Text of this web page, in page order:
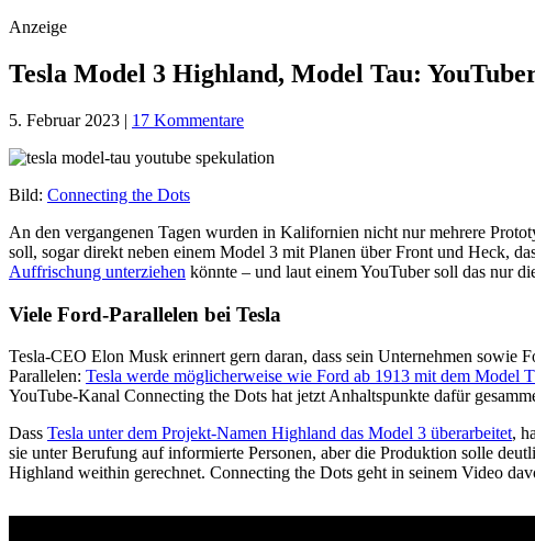
Anzeige
Tesla Model 3 Highland, Model Tau:
5. Februar 2023 | 17 Kommentare
Bild: Connecting the Dots
An den vergangenen Tagen wurden in Kalifornien nicht nur mehrere
soll, sogar direkt neben einem Model 3 mit Planen über Front und Heck,
Auffrischung unterziehen könnte – und laut einem YouTuber soll das nur
Viele Ford-Parallelen bei Tesla
Tesla-CEO Elon Musk erinnert gern daran, dass sein Unternehmen sowie
Parallelen: Tesla werde möglicherweise wie Ford ab 1913 mit dem Model T
YouTube-Kanal Connecting the Dots hat jetzt Anhaltspunkte dafür
Dass Tesla unter dem Projekt-Namen Highland das Model 3 überarbeitet,
sie unter Berufung auf informierte Personen, aber die Produktion solle
Highland weithin gerechnet. Connecting the Dots geht in seinem Video